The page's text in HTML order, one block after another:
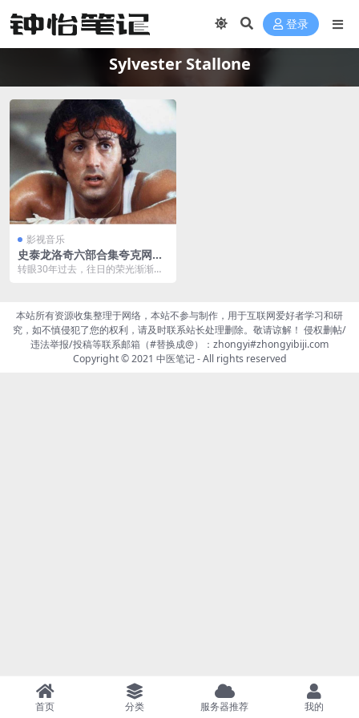
登录
Sylvester Stallone
影视音乐
史泰龙洛奇六部合集夸克网盘
下载
转眼30年过去，往日的荣光渐渐不
本站所有资源收集整理于网络，本站不参与制作，用于互联网爱好者学习和研
究，如不慎侵犯了您的权利，请及时联系站长处理删除。敬请谅解！ 侵权删帖/
违法举报/投稿等联系邮箱（#替换成@）：zhongyi#zhongyibiji.com
Copyright © 2021 中医笔记- All rights reserved
首页 分类 服务器推荐 我的